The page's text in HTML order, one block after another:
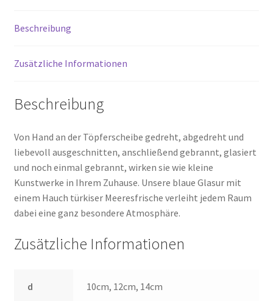
Beschreibung
Zusätzliche Informationen
Beschreibung
Von Hand an der Töpferscheibe gedreht, abgedreht und
liebevoll ausgeschnitten, anschließend gebrannt, glasiert
und noch einmal gebrannt, wirken sie wie kleine
Kunstwerke in Ihrem Zuhause. Unsere blaue Glasur mit
einem Hauch türkiser Meeresfrische verleiht jedem Raum
dabei eine ganz besondere Atmosphäre.
Zusätzliche Informationen
d 10cm, 12cm, 14cm